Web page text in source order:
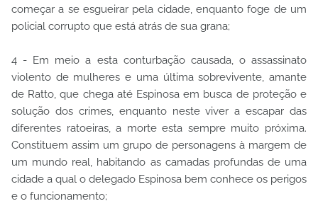
começar a se esgueirar pela cidade, enquanto foge de um
policial corrupto que está atrás de sua grana;
4 - Em meio a esta conturbação causada, o assassinato
violento de mulheres e uma última sobrevivente, amante
de Ratto, que chega até Espinosa em busca de proteção e
solução dos crimes, enquanto neste viver a escapar das
diferentes ratoeiras, a morte esta sempre muito próxima.
Constituem assim um grupo de personagens à margem de
um mundo real, habitando as camadas profundas de uma
cidade a qual o delegado Espinosa bem conhece os perigos
e o funcionamento;